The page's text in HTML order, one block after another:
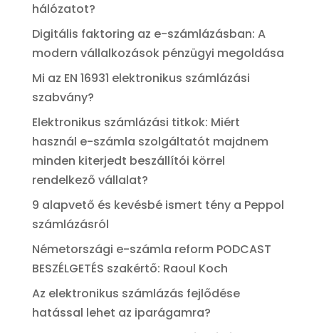
hálózatot?
Digitális faktoring az e-számlázásban: A
modern vállalkozások pénzügyi megoldása
Mi az EN 16931 elektronikus számlázási
szabvány?
Elektronikus számlázási titkok: Miért
használ e-számla szolgáltatót majdnem
minden kiterjedt beszállítói körrel
rendelkező vállalat?
9 alapvető és kevésbé ismert tény a Peppol
számlázásról
Németországi e-számla reform PODCAST
BESZÉLGETÉS szakértő: Raoul Koch
Az elektronikus számlázás fejlődése
hatással lehet az iparágamra?